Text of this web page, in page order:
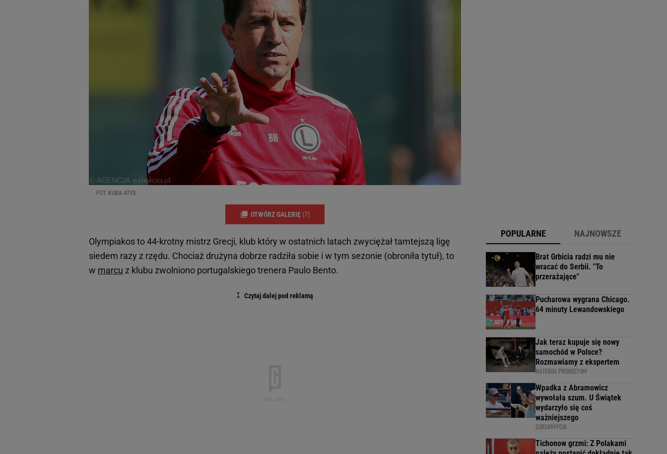
FOT. KUBA ATYS
OTWÓRZ GALERIĘ (7)
Olympiakos to 44-krotny mistrz Grecji, klub który w ostatnich latach zwyciężał tamtejszą ligę
siedem razy z rzędu. Chociaż drużyna dobrze radziła sobie i w tym sezonie (obroniła tytuł), to
w marcu z klubu zwolniono portugalskiego trenera Paulo Bento.
POPULARNE NAJNOWSZE
Brat Grbicia radzi mu nie
wracać do Serbii. "To
przerażające"
Pucharowa wygrana Chicago.
64 minuty Lewandowskiego
Jak teraz kupuje się nowy
samochód w Polsce?
Rozmawiamy z ekspertem
MATERIAŁ PROMOCYJNY
Wpadka z Abramowicz
wywołała szum. U Świątek
wydarzyło się coś
ważniejszego
SUBSKRYPCJA
Tichonow grzmi: Z Polakami